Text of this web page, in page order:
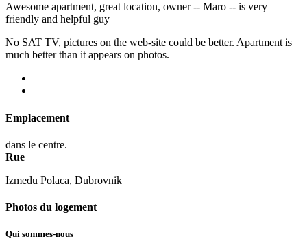
Awesome apartment, great location, owner -- Maro -- is very
friendly and helpful guy
No SAT TV, pictures on the web-site could be better. Apartment is
much better than it appears on photos.
Emplacement
dans le centre.
Rue
Izmedu Polaca, Dubrovnik
Photos du logement
Qui sommes-nous